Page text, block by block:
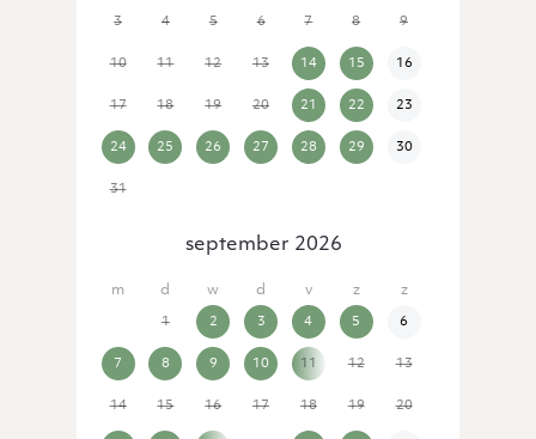
3 4 5 6 7 8 9
10 11 12 13 14 15 16
17 18 19 20 21 22 23
24 25 26 27 28 29 30
31
september 2026
1 2 3 4 5 6
7 8 9 10 11 12 13
14 15 16 17 18 19 20